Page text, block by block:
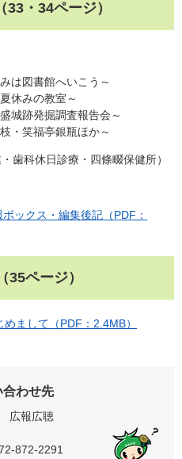
・34ページ）
は図書館へいこう～
休みの教室～
城跡発掘調査報告会～
・笑福亭銀瓶ほか～
歯科休日診療・四條畷保健所）
ックス・編集後記（PDF：
ページ）
まして（PDF：2.4MB）
合わせ先
広報広聴
872-2291